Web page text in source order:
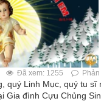
Đã xem: 1255
quý Linh Mục, quý tu sĩ
Gia đình Cựu Chủng